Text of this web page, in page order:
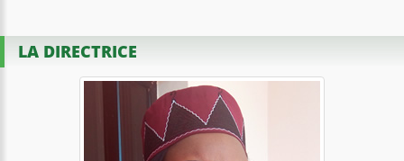
LA DIRECTRICE